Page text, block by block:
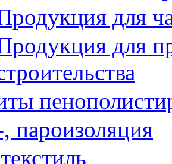
для
для
пароизоляция